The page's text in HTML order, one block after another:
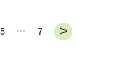
5 … 7